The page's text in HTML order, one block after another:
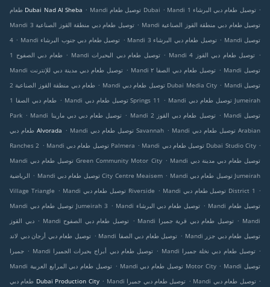
طعام Dubai Nad Al Sheba . Mandi توصيل طعام Dubai . Mandi توصيل طعام دبي البرشاء 1 .
Mandi توصيل طعام دبي منطقة القوز الصناعية 3 . Mandi توصيل طعام دبي منطقة القوز الصناعية
4 . Mandi توصيل طعام دبي جنوب البرشاء . Mandi توصيل طعام دبي البرشاء 3 . Mandi توصيل
طعام دبي الصفوح 1 . Mandi توصيل طعام دبي البحيرات . Mandi توصيل طعام دبي القوز 4 .
Mandi توصيل طعام دبي مدينة دبي للإنترنت . Mandi توصيل طعام دبي الصفا ٢ . Mandi توصيل
طعام دبي منطقة القوز الصناعية 2 . Mandi توصيل طعام دبي Dubai Media City . Mandi توصيل
طعام دبي الصفا 1 . Mandi توصيل طعام دبي Springs 11 . Mandi توصيل طعام دبي Jumeirah
Park . Mandi توصيل طعام دبي دبي مارينا . Mandi توصيل طعام دبي القوز 2 . Mandi توصيل
طعام دبي Alvorada . Mandi توصيل طعام دبي Savannah . Mandi توصيل طعام دبي Arabian
Ranches 2 . Mandi توصيل طعام دبي Palmera . Mandi توصيل طعام دبي Dubai Studio City .
Mandi توصيل طعام دبي Green Community Motor City . Mandi توصيل طعام دبي مدينة دبي
الرياضية . Mandi توصيل طعام دبي City Centre Meaisem . Mandi توصيل طعام دبي Jumeirah
Village Triangle . Mandi توصيل طعام دبي Riverside . Mandi توصيل طعام دبي District 1
.
Mandi توصيل طعام دبي Jumeirah 3 . Mandi توصيل طعام دبي البرشاء . Mandi توصيل طعام
دبي القوز . Mandi توصيل طعام دبي الصفوح . Mandi توصيل طعام دبي قرية جميرا . Mandi
توصيل طعام دبي أرجان دبي لاند . Mandi توصيل طعام دبي الصفا . Mandi توصيل طعام دبي جزر
جميرا . Mandi توصيل طعام دبي أبراج بحيرات الجميرا . Mandi توصيل طعام دبي نخلة جميرا .
Mandi توصيل طعام دبي المرابع العربية . Mandi توصيل طعام دبي Motor City . Mandi توصيل
طعام دبي Dubai Production City . Mandi توصيل طعام دبي جميرا . Mandi توصيل طعام دبي .